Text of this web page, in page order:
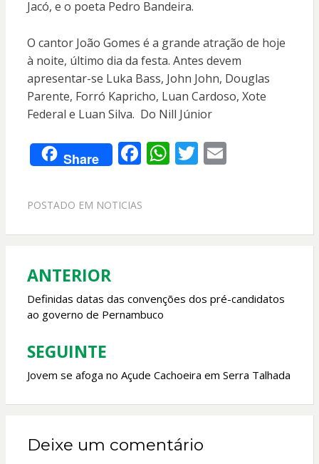
Jacó, e o poeta Pedro Bandeira.
O cantor João Gomes é a grande atração de hoje
à noite, último dia da festa. Antes devem
apresentar-se Luka Bass, John John, Douglas
Parente, Forró Kapricho, Luan Cardoso, Xote
Federal e Luan Silva. Do Nill Júnior
Share F
e
o
k
W
A
p
T E
POSTADO EM NOTICIAS
Navegação
de
Post
ANTERIOR
Definidas datas das convenções dos pré-candidatos
ao governo de Pernambuco
SEGUINTE
Jovem se afoga no Açude Cachoeira em Serra Talhada
Deixe um comentário